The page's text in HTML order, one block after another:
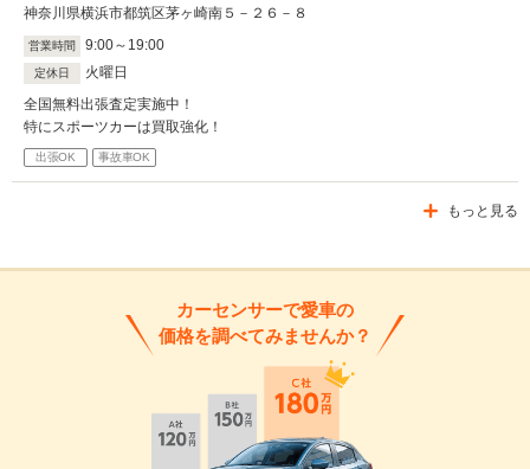
神奈川県横浜市都筑区茅ヶ崎南５－２６－８
営業時間 9:00～ 19:00
定休日
火曜日
全国無料出張査定実施中！
特にスポーツカーは買取強化！
出張OK 事故車OK
もっと見る
カーセンサーで愛車の
価格を調べてみませんか？